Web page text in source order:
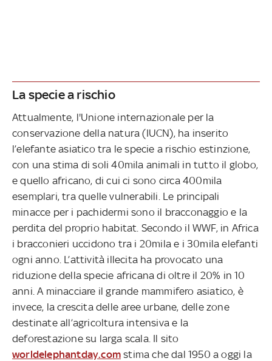
La specie a rischio
Attualmente, l'Unione internazionale per la
conservazione della natura (IUCN), ha inserito
l’elefante asiatico tra le specie a rischio estinzione,
con una stima di soli 40mila animali in tutto il globo,
e quello africano, di cui ci sono circa 400mila
esemplari, tra quelle vulnerabili. Le principali
minacce per i pachidermi sono il bracconaggio e la
perdita del proprio habitat. Secondo il WWF, in Africa
i bracconieri uccidono tra i 20mila e i 30mila elefanti
ogni anno. L’attività illecita ha provocato una
riduzione della specie africana di oltre il 20% in 10
anni. A minacciare il grande mammifero asiatico, è
invece, la crescita delle aree urbane, delle zone
destinate all’agricoltura intensiva e la
deforestazione su larga scala. Il sito
worldelephantday.com stima che dal 1950 a oggi la